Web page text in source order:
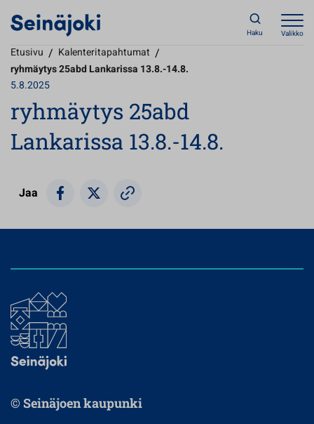
Haku Valikko
Etusivu / Kalenteritapahtumat /
ryhmäytys 25abd Lankarissa 13.8.-14.8.
5.8.2025
ryhmäytys 25abd
Lankarissa 13.8.-14.8.
Jaa
© Seinäjoen kaupunki